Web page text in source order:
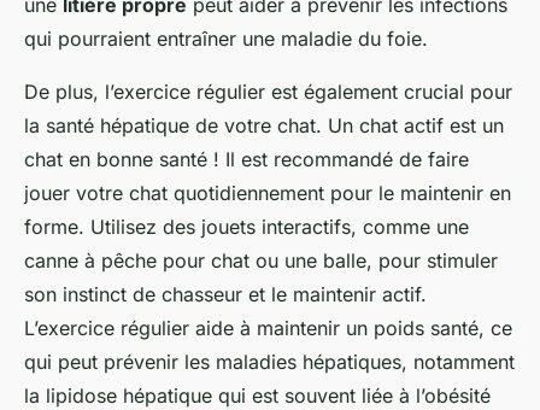
une litière propre peut aider à prévenir les infections
qui pourraient entraîner une maladie du foie.
De plus, l’exercice régulier est également crucial pour
la santé hépatique de votre chat. Un chat actif est un
chat en bonne santé ! Il est recommandé de faire
jouer votre chat quotidiennement pour le maintenir en
forme. Utilisez des jouets interactifs, comme une
canne à pêche pour chat ou une balle, pour stimuler
son instinct de chasseur et le maintenir actif.
L’exercice régulier aide à maintenir un poids santé, ce
qui peut prévenir les maladies hépatiques, notamment
la lipidose hépatique qui est souvent liée à l’obésité